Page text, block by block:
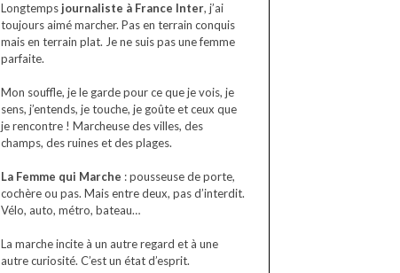
Longtemps journaliste à France Inter, j’ai
toujours aimé marcher. Pas en terrain conquis
mais en terrain plat. Je ne suis pas une femme
parfaite.
Mon souffle, je le garde pour ce que je vois, je
sens, j’entends, je touche, je goûte et ceux que
je rencontre ! Marcheuse des villes, des
champs, des ruines et des plages.
La Femme qui Marche : pousseuse de porte,
cochère ou pas. Mais entre deux, pas d’interdit.
Vélo, auto, métro, bateau…
La marche incite à un autre regard et à une
autre curiosité. C’est un état d’esprit.